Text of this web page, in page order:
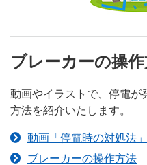
ブレーカーの操
動画やイラストで、停電が
方法を紹介いたします。
動画「停電時の対処法
ブレーカーの操作方法